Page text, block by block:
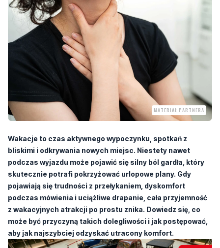
MATERIAŁ PARTNERA
Wakacje to czas aktywnego wypoczynku, spotkań z
bliskimi i odkrywania nowych miejsc. Niestety nawet
podczas wyjazdu może pojawić się silny ból gardła, który
skutecznie potrafi pokrzyżować urlopowe plany. Gdy
pojawiają się trudności z przełykaniem, dyskomfort
podczas mówienia i uciążliwe drapanie, cała przyjemność
z wakacyjnych atrakcji po prostu znika. Dowiedz się, co
może być przyczyną takich dolegliwości i jak postępować,
aby jak najszybciej odzyskać utracony komfort.